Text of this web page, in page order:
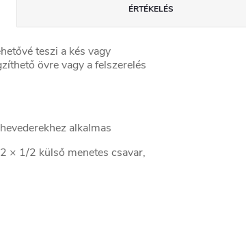
ÉRTÉKELÉS
teszi a kés vagy
övre vagy a felszerelés
alkalmas
× 1/2 külső menetes csavar,